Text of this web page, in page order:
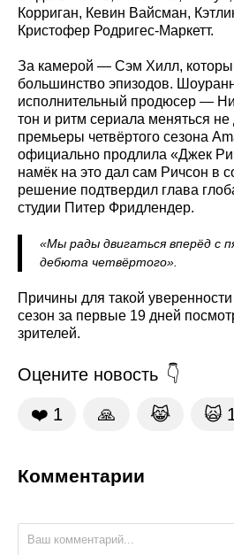
Корриган, Кевин Вайсман,
Кристофер Родригес-Маркетт.
За камерой — Сэм Хилл,
большинство эпизодов.
исполнительный продюсер —
тон и ритм сериала меняться
премьеры четвёртого сезона
официально продлила «Джек
намёк на это дал сам Ричсон в
решение подтвердил глава
студии Питер Фридлендер.
«Мы рады двигаться вперёд с
дебюта четвёртого».
Причины для такой
сезон за первые 19 дней
зрителей.
Оцените новость
❤️ 1 🙏 😹 🙀
Комментарии